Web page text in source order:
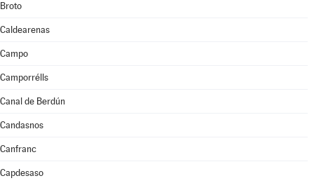
Broto
Caldearenas
Campo
Camporrélls
Canal de Berdún
Candasnos
Canfranc
Capdesaso